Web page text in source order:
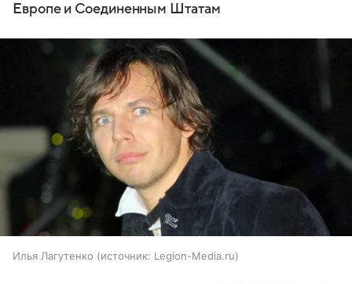
Европе и Соединенным Штатам
Илья Лагутенко источник: Legion-Media.ru